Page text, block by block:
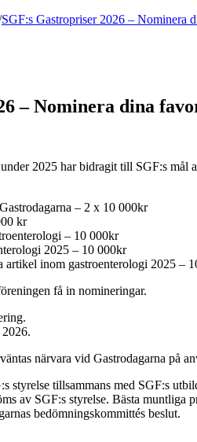
SGF:s Gastropriser 2026 – Nominera
– Nominera dina
2025 har bidragit till SGF:s
– 2 x 10 000kr
kr
– 10 000kr
2025 – 10 000kr
artikel inom gastroenterologi 2025 –
få in nomineringar.
närvara vid Gastrodagarna på
styrelse tillsammans med SGF:s
av SGF:s styrelse. Bästa muntliga
bedömningskommittés beslut.